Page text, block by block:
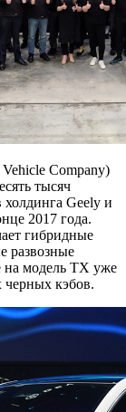
Company)
тысяч
холдинга Geely и
2017 года.
гибридные
развозные
модель TX уже
черных кэбов.